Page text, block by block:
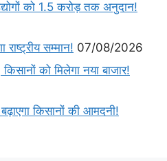
को 1.5 करोड़ तक अनुदान!
सम्मान! 07/08/2026
को मिलेगा नया बाजार!
किसानों की आमदनी!